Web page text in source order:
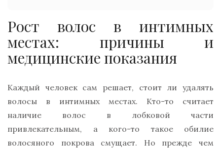
Рост волос в интимных
местах: причины и
медицинские показания
Каждый человек сам решает, стоит ли удалять
волосы в интимных местах. Кто-то считает
наличие волос в лобковой части
привлекательным, а кого-то такое обилие
волосяного покрова смущает. Но прежде чем